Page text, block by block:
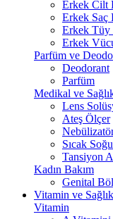
Erkek Cilt
Erkek Saç
Erkek Tüy
Erkek
Parfüm ve
Deodorant
Parfüm
Medikal ve
Lens
Ateş Ölçer
Sıcak
Tansiyon
Kadın Bakım
Genital
Vitamin ve Sağlık
Vitamin